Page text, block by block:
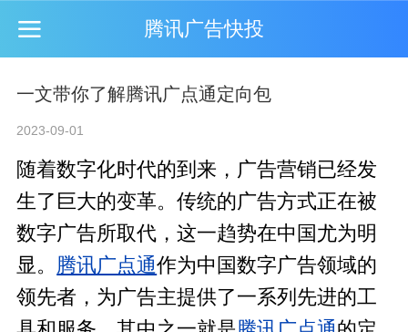
腾讯广告快投
一文带你了解腾讯广点通定向包
2023-09-01
随着数字化时代的到来，广告营销已经发
生了巨大的变革。传统的广告方式正在被
数字广告所取代，这一趋势在中国尤为明
显。 腾讯广点通作为中国数字广告领域的
领先者，为广告主提供了一系列先进的工